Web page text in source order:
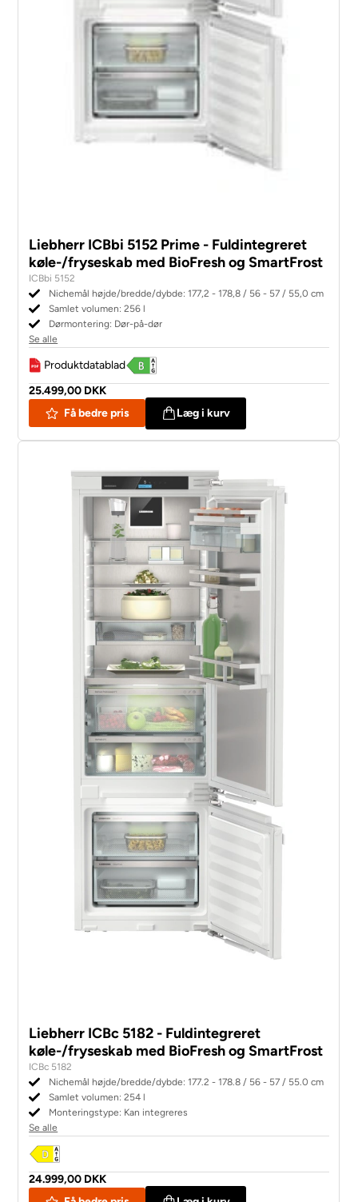
Liebherr ICBbi 5152 Prime - Fuldintegreret
køle-/fryseskab med BioFresh og SmartFrost
ICBbi 5152
Nichemål højde/bredde/dybde: 177,2 - 178,8 / 56 - 57 / 55,0 cm
Samlet volumen: 256 l
Dørmontering: Dør-på-dør
Se alle
Produktdatablad
25.499,00 DKK
Få bedre pris
Læg i kurv
Liebherr ICBc 5182 - Fuldintegreret
køle-/fryseskab med BioFresh og SmartFrost
ICBc 5182
Nichemål højde/bredde/dybde: 177.2 - 178.8 / 56 - 57 / 55.0 cm
Samlet volumen: 254 l
Monteringstype: Kan integreres
Se alle
24.999,00 DKK